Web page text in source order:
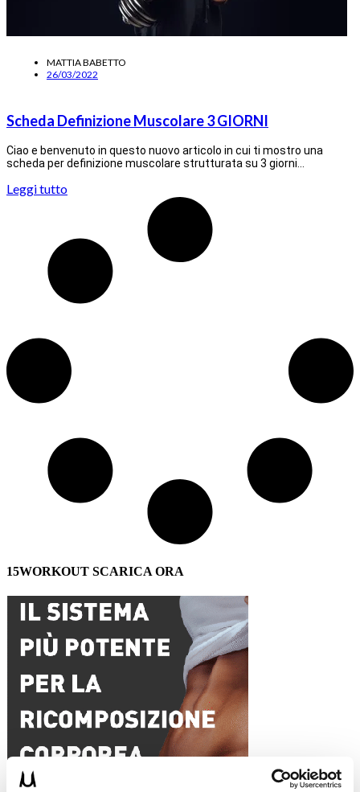
MATTIA BABETTO
26/03/2022
Scheda Definizione Muscolare 3 GIORNI
Ciao e benvenuto in questo nuovo articolo in cui ti mostro una
scheda per definizione muscolare strutturata su 3 giorni…
Leggi tutto
15WORKOUT SCARICA ORA